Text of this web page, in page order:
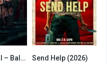
7.7Pretty Lethal – Ballerine all’inferno (2026) 7.2
Send Help (2026)